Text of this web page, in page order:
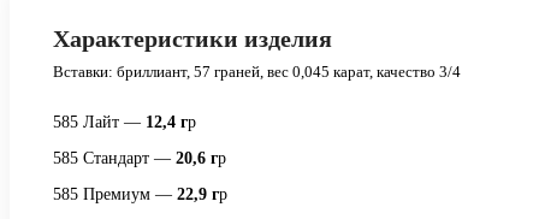
Характеристики изделия
Вставки: бриллиант, 57 граней, вес 0,045 карат, качество 3/4
585 Лайт — 12,4 гр
585 Стандарт — 20,6 гр
585 Премиум — 22,9 гр